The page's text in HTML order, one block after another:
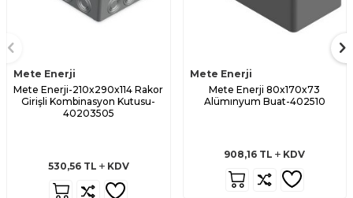
Mete Enerji
Mete Enerji-210x290x114 Rakor
Girişli Kombinasyon Kutusu-
40203505
530,56TL KDV
Mete Enerji
Mete Enerji 80x170x73
Alümınyum Buat-402510
908,16 TL KDV